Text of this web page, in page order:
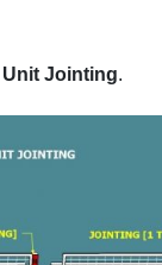
Unit Jointing.